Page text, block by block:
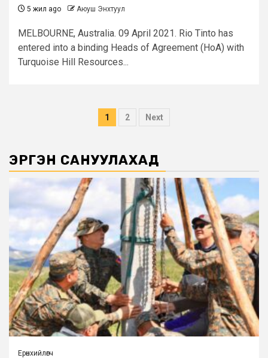
5 жил ago Аюуш Энхтуул
MELBOURNE, Australia. 09 April 2021. Rio Tinto has
entered into a binding Heads of Agreement (HoA) with
Turquoise Hill Resources...
Posts
1 2 Next
ЭРГЭН САНУУЛАХАД
Ерөнхийлөгч